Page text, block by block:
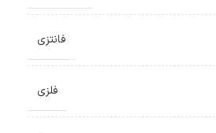
فانتزی
فلزی